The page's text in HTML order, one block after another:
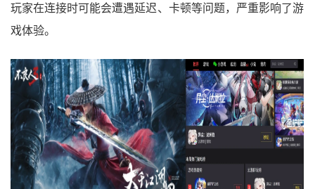
玩家在连接时可能会遭遇延迟、卡顿等问题，严重影响了游
戏体验。